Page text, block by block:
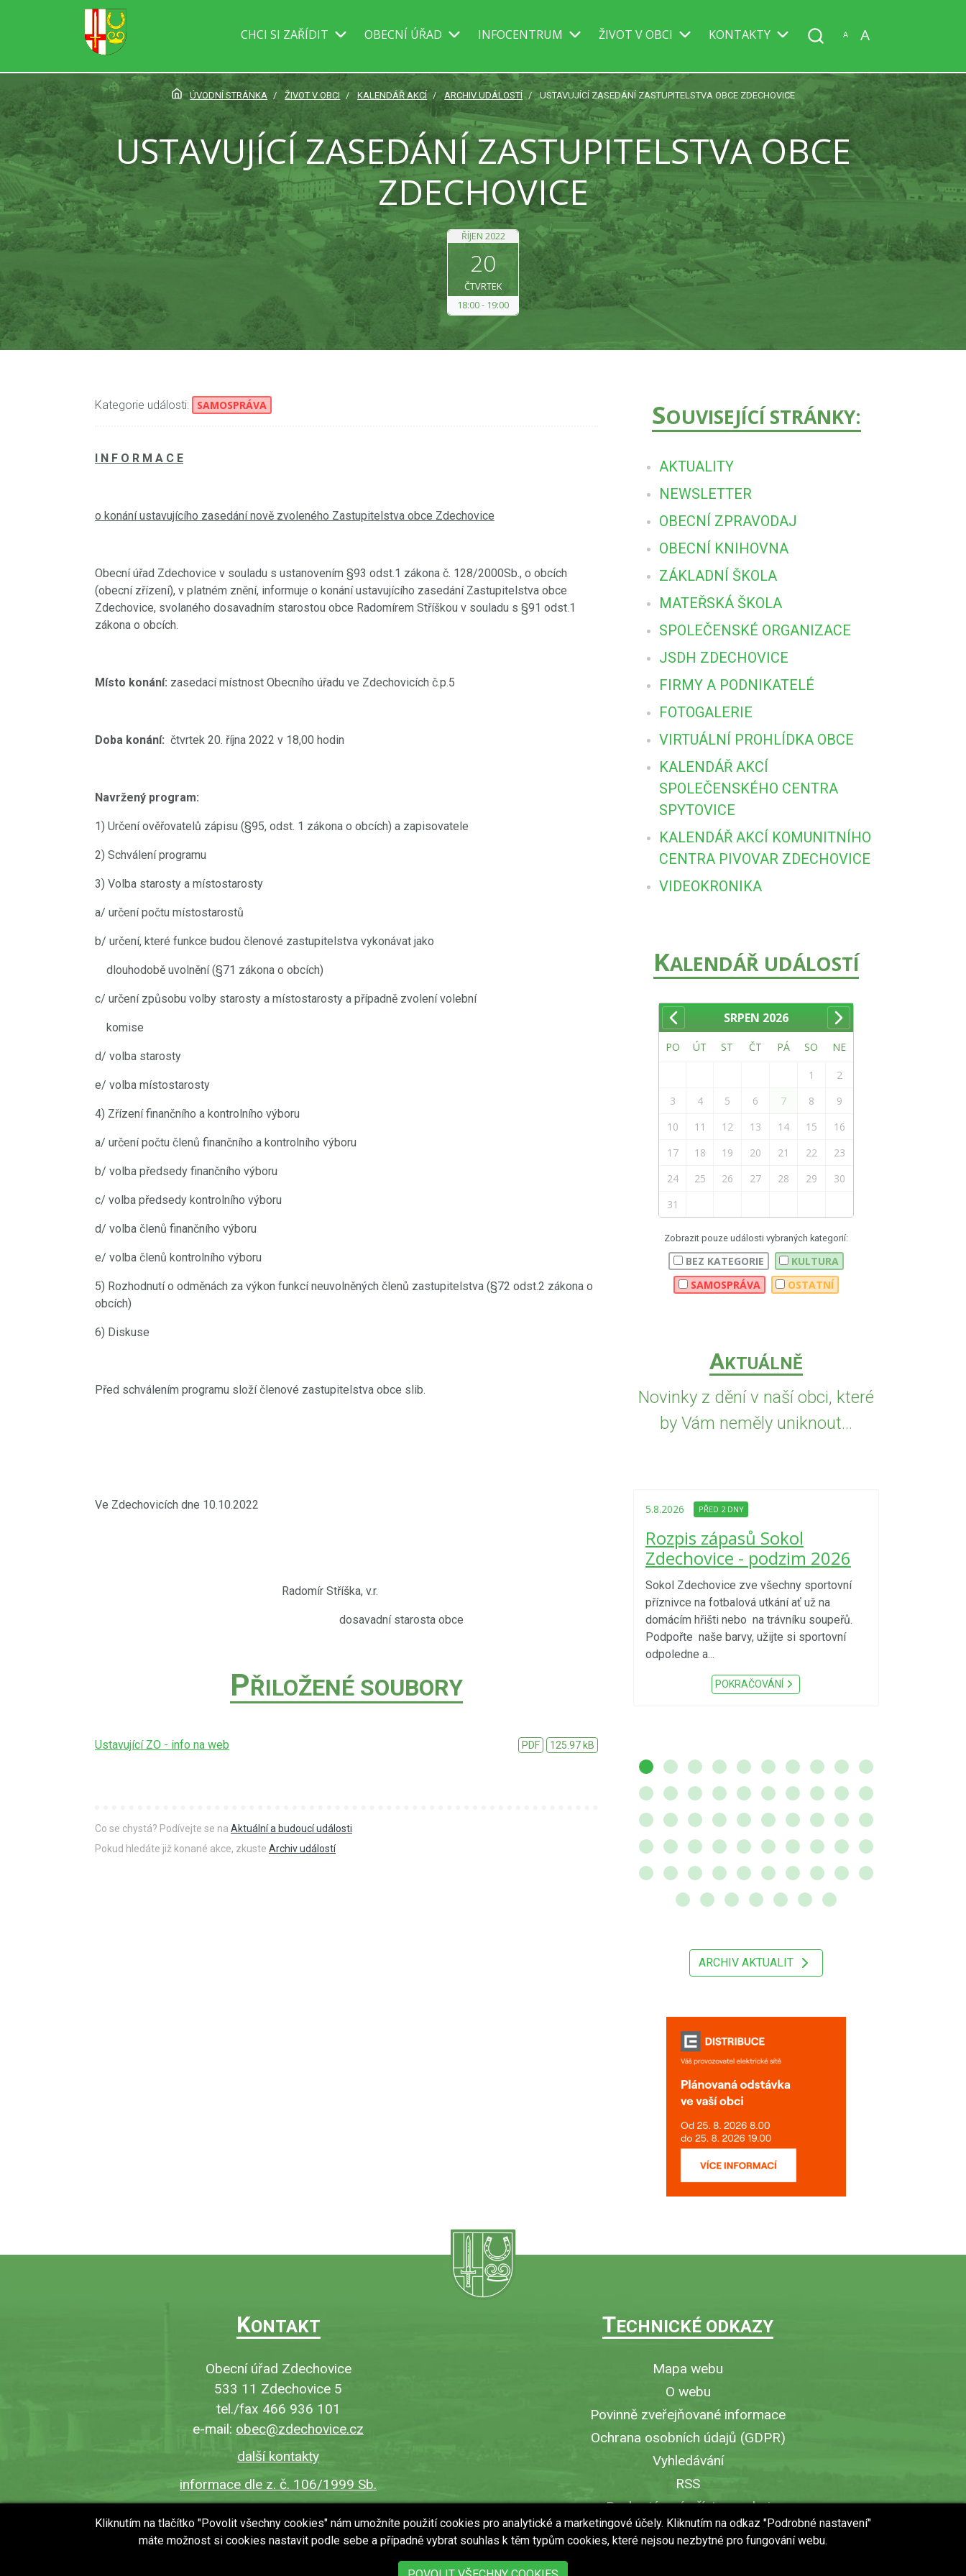
CHCI SI ZAŘÍDIT OBECNÍ ÚŘAD INFOCENTRUM ŽIVOT V OBCI KONTAKTY A A
ÚVODNÍ STRÁNKA ŽIVOT V OBCI KALENDÁŘ AKCÍ ARCHIV UDÁLOSTÍ USTAVUJÍCÍ ZASEDÁNÍ ZASTUPITELSTVA OBCE ZDECHOVICE
USTAVUJÍCÍ ZASEDÁNÍ ZASTUPITELSTVA OBCE
ZDECHOVICE
ŘÍJEN 2022
20
ČTVRTEK
18:00
19:00
Kategorie události: SAMOSPRÁVA
I N F O R M A C E
o konání ustavujícího zasedání nově zvoleného Zastupitelstva obce Zdechovice
Obecní úřad Zdechovice v souladu s ustanovením §93 odst.1 zákona č. 128/2000Sb., o obcích
(obecní zřízení), v platném znění, informuje o konání ustavujícího zasedání Zastupitelstva obce
Zdechovice, svolaného dosavadním starostou obce Radomírem Stříškou v souladu s §91 odst.1
zákona o obcích.
Místo konání: zasedací místnost Obecního úřadu ve Zdechovicích č.p.5
Doba konání: čtvrtek 20. října 2022 v 18,00 hodin
Navržený program:
1) Určení ověřovatelů zápisu (§95, odst. 1 zákona o obcích) a zapisovatele
2) Schválení programu
3) Volba starosty a místostarosty
a/ určení počtu místostarostů
b/ určení, které funkce budou členové zastupitelstva vykonávat jako
dlouhodobě uvolnění (§71 zákona o obcích)
c/ určení způsobu volby starosty a místostarosty a případně zvolení volební
komise
d/ volba starosty
e/ volba místostarosty
4) Zřízení finančního a kontrolního výboru
a/ určení počtu členů finančního a kontrolního výboru
b/ volba předsedy finančního výboru
c/ volba předsedy kontrolního výboru
d/ volba členů finančního výboru
e/ volba členů kontrolního výboru
5) Rozhodnutí o odměnách za výkon funkcí neuvolněných členů zastupitelstva (§72 odst.2 zákona o
obcích)
6) Diskuse
Před schválením programu složí členové zastupitelstva obce slib.
Ve Zdechovicích dne 10.10.2022
Radomír Stříška, v.r.
dosavadní starosta obce
PŘILOŽENÉ SOUBORY
Ustavující ZO - info na web PDF 125.97 kB
Co se chystá? Podívejte se na Aktuální a budoucí události
Pokud hledáte již konané akce, zkuste Archiv událostí
SOUVISEJÍCÍ STRÁNKY:
AKTUALITY
NEWSLETTER
OBECNÍ ZPRAVODAJ
OBECNÍ KNIHOVNA
ZÁKLADNÍ ŠKOLA
MATEŘSKÁ ŠKOLA
SPOLEČENSKÉ ORGANIZACE
JSDH ZDECHOVICE
FIRMY A PODNIKATELÉ
FOTOGALERIE
VIRTUÁLNÍ PROHLÍDKA OBCE
KALENDÁŘ AKCÍ
SPOLEČENSKÉHO CENTRA
SPYTOVICE
KALENDÁŘ AKCÍ KOMUNITNÍHO
CENTRA PIVOVAR ZDECHOVICE
VIDEOKRONIKA
KALENDÁŘ UDÁLOSTÍ
SRPEN 2026
PO ÚT ST ČT PÁ SO NE
1
2
3
4 5 6 7 8
9
10
11 12 13 14 15
16
17
18 19 20 21 22
23
24
25 26 27 28 29
30
31
Zobrazit pouze události vybraných kategorií:
BEZ KATEGORIE
KULTURA
SAMOSPRÁVA
OSTATNÍ
AKTUÁLNĚ
Novinky z dění v naší obci, které
by Vám neměly uniknout...
minifestival 7.8.2021
Betlémského zpívání a oslav Dne úcty ke
5.8.2026 PŘED 2 DNY
Rozpis zápasů Sokol
Zdechovice - podzim 2026
Sokol Zdechovice zve všechny sportovní
příznivce na fotbalová utkání ať už na
domácím hřišti nebo na trávníku soupeřů.
Podpořte naše barvy, užijte si sportovní
odpoledne a...
POKRAČOVÁNÍ
ARCHIV AKTUALIT
KONTAKT
Obecní úřad Zdechovice
533 11 Zdechovice 5
tel./fax 466 936 101
e-mail: obec@zdechovice.cz
další kontakty
informace dle z. č. 106/1999 Sb.
TECHNICKÉ ODKAZY
Mapa webu
O webu
Povinně zveřejňované informace
Ochrana osobních údajů (GDPR)
Vyhledávání
RSS
Bezbariérový přístup v obci
Vytisknout stránku
Kliknutím na tlačítko "Povolit všechny cookies" nám umožníte použití cookies pro analytické a marketingové účely. Kliknutím na odkaz "Podrobné nastavení"
máte možnost si cookies nastavit podle sebe a případně vybrat souhlas k těm typům cookies, které nejsou nezbytné pro fungování webu.